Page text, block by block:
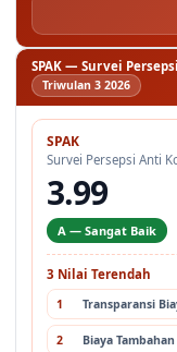
SPAK — Survei
Triwulan 3 2026
SPAK
Survei Persepsi Anti
3.99
A — Sangat Baik
3 Nilai Terendah
1 Transparansi
2 Biaya Tambahan